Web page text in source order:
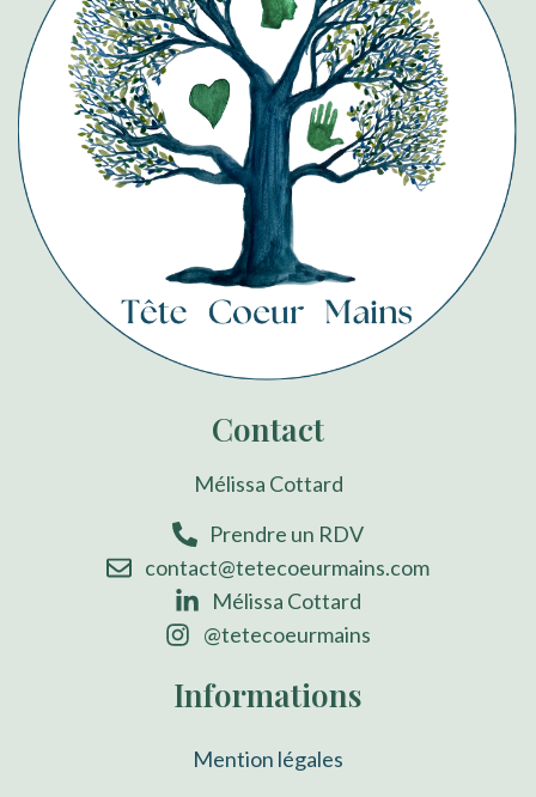
Contact
Mélissa Cottard
Prendre un RDV
contact@tetecoeurmains.com
Mélissa Cottard
@tetecoeurmains
Informations
Mention légales